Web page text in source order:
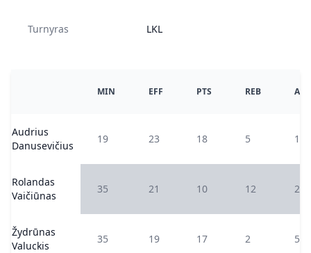
Turnyras LKL
MIN EFF PTS REB AS
Audrius
Danusevičius
19 23 18 5 1
Rolandas
Vaičiūnas
35 21 10 12 2
Žydrūnas
Valuckis
35 19 17 2 5